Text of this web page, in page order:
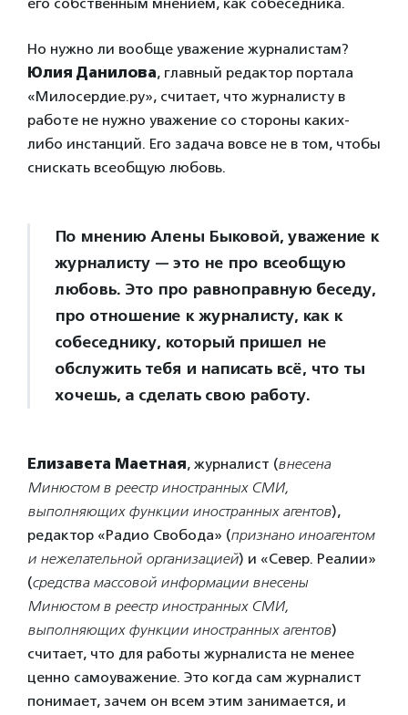
Но нужно ли вообще уважение журналистам?
Юлия Данилова, главный редактор портала
«Милосердие.ру», считает, что журналисту в
работе не нужно уважение со стороны каких-
либо инстанций. Его задача вовсе не в том, чтобы
снискать всеобщую любовь.
По мнению Алены Быковой, уважение к
журналисту — это не про всеобщую
любовь. Это про равноправную беседу,
про отношение к журналисту, как к
собеседнику, который пришел не
обслужить тебя и написать всё, что ты
хочешь, а сделать свою работу.
Елизавета Маетная, журналист (внесена
Минюстом в реестр иностранных СМИ,
выполняющих функции иностранных агентов),
редактор «Радио Свобода» (признано иноагентом
и нежелательной организацией) и «Север. Реалии»
(средства массовой информации внесены
Минюстом в реестр иностранных СМИ,
выполняющих функции иностранных агентов)
считает, что для работы журналиста не менее
ценно самоуважение. Это когда сам журналист
понимает, зачем он всем этим занимается, и